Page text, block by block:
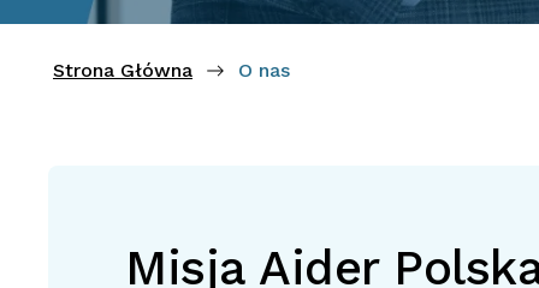
Strona Główna O nas
Misja Aider